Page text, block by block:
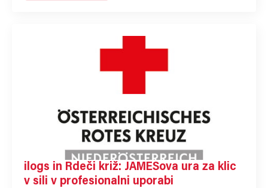
ilogs in Rdeči križ: JAMESova ura za klic
v sili v profesionalni uporabi